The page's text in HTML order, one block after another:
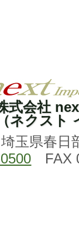
式会社
ネクスト
玉県春日
FAX